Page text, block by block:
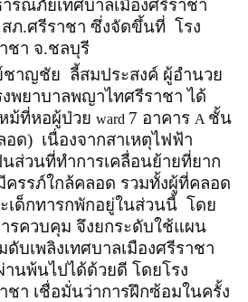
รณภัยเทศบาลเมืองศรีราชา
สภ.ศรีราชา ซึ่งจัดขึ้นที่ โรง
ชา จ.ชลบุรี
าญชัย ลี้สมประสงค์ ผู้อำนวย
พยาบาลพญาไทศรีราชา ได้
ม้ที่หอผู้ป่วย ward 7 อาคาร A ชั้น
ด) เนื่องจากสาเหตุไฟฟ้า
ส่วนที่ทำการเคลื่อนย้ายที่ยาก
ครรภ์ใกล้คลอด รวมทั้งผู้ที่คลอด
เด็กทารกพักอยู่ในส่วนนี้ โดย
รควบคุม จึงยกระดับใช้แผน
บเพลิงเทศบาลเมืองศรีราชา
นพ้นไปได้ด้วยดี โดยโรง
า เชื่อมั่นว่าการฝึกซ้อมในครั้ง